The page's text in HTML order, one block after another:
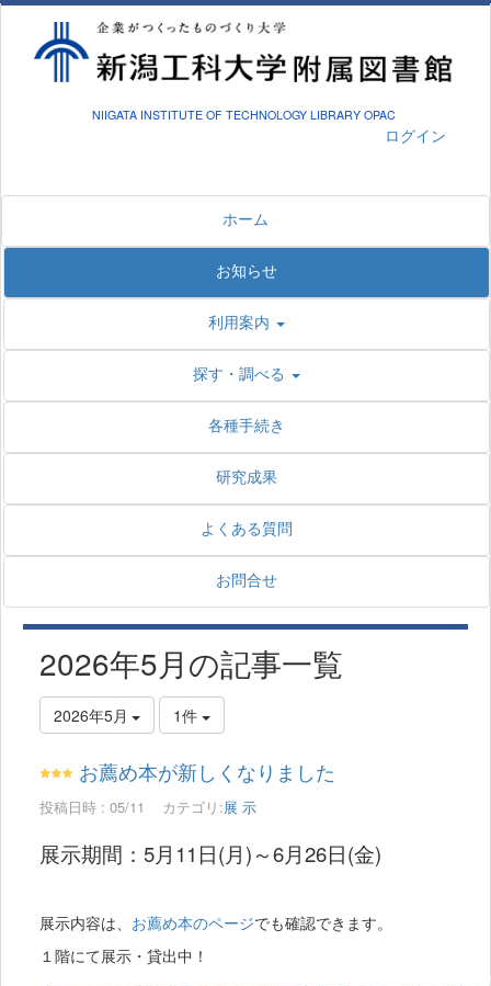
NIIGATA INSTITUTE OF TECHNOLOGY LIBRARY OPAC
ログイン
ホーム
お知らせ
利用案内
探す・調べる
各種手続き
研究成果
よくある質問
お問合せ
2026年5月の記事一覧
2026年5月 1件
お薦め本が新しくなりました
投稿日時 : 05/11 カテゴリ:展 示
展示期間：5月11日(月)～6月26日(金)
展示内容は、 お薦め本のページでも確認できます。
１階にて展示・貸出中！